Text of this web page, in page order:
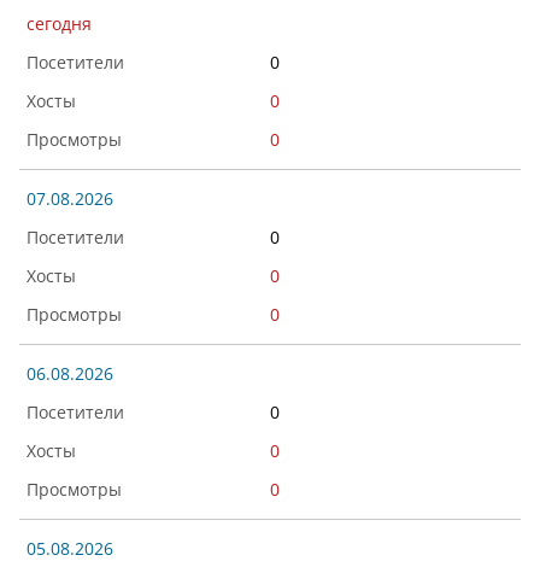
сегодня
0
0
0
07.08.2026
0
0
0
06.08.2026
0
0
0
05.08.2026